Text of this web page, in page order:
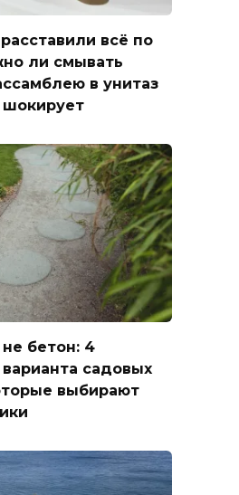
всё по
ли смывать
в унитаз
шокирует
бетон: 4
садовых
выбирают